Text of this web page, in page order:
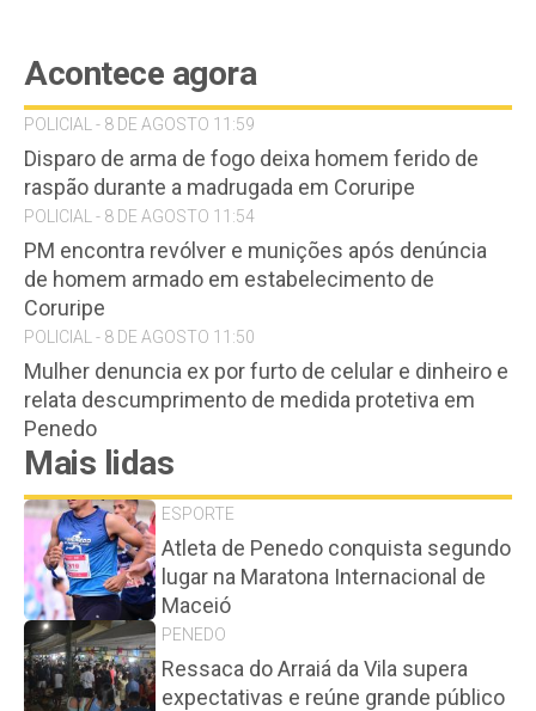
Acontece agora
POLICIAL - 8 DE AGOSTO 11:59
Disparo de arma de fogo deixa homem ferido de
raspão durante a madrugada em Coruripe
POLICIAL - 8 DE AGOSTO 11:54
PM encontra revólver e munições após denúncia
de homem armado em estabelecimento de
Coruripe
POLICIAL - 8 DE AGOSTO 11:50
Mulher denuncia ex por furto de celular e dinheiro e
relata descumprimento de medida protetiva em
Penedo
Mais lidas
ESPORTE
Atleta de Penedo conquista segundo
lugar na Maratona Internacional de
Maceió
PENEDO
Ressaca do Arraiá da Vila supera
expectativas e reúne grande público